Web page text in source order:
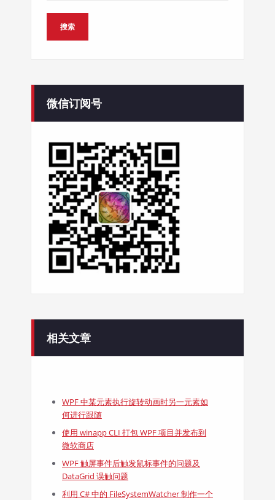
微信订阅号
相关文章
WPF 中某元素执行旋转动画时另一元素如
何进行跟随
使用 winapp CLI 打包 WPF 项目并发布到
微软商店
WPF 触屏事件后触发鼠标事件的问题及
DataGrid 误触问题
利用 C# 中的 FileSystemWatcher 制作一个